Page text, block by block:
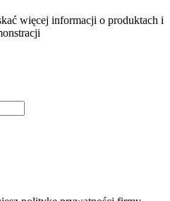
więcej informacji o produktach i